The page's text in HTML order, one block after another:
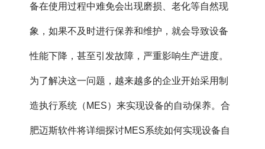
备在使用过程中难免会出现磨损、老化等自然现
象，如果不及时进行保养和维护，就会导致设备
性能下降，甚至引发故障，严重影响生产进度。
为了解决这一问题，越来越多的企业开始采用制
造执行系统（MES）来实现设备的自动保养。合
肥迈斯软件将详细探讨MES系统如何实现设备自